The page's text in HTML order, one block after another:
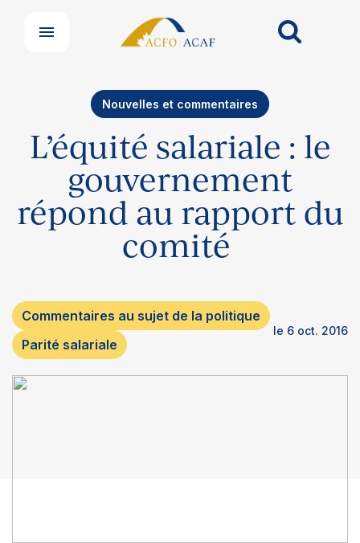
Centre de soutien aux membres
Nouvelles et commentaires
L’équité salariale : le
gouvernement
répond au rapport du
comité
Commentaires au sujet de la politique
Parité salariale
le 6 oct. 2016